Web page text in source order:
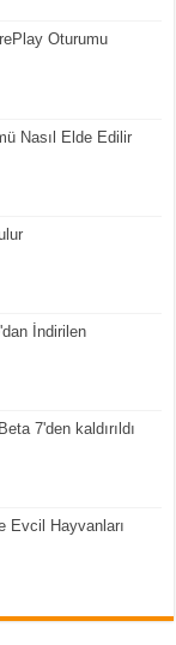
Oturumu
Nasıl Elde Edilir
İndirilen
7'den kaldırıldı
Evcil Hayvanları